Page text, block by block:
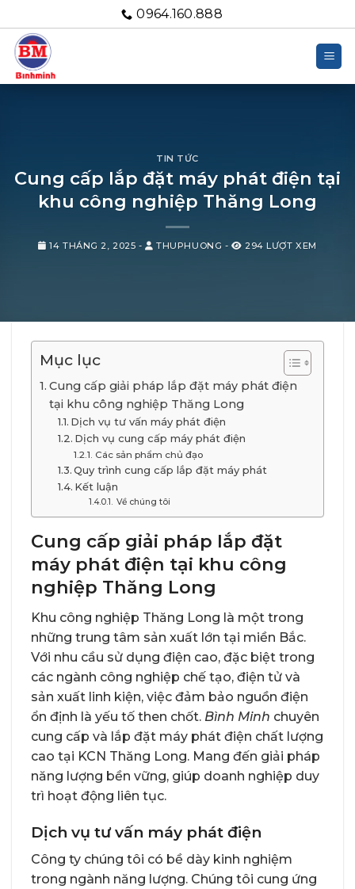
qua
nội
dung
0964.160.888
TIN TỨC
Cung cấp lắp đặt máy phát điện tại
khu công nghiệp Thăng Long
14 THÁNG 2, 2025 - THUPHUONG - 294 LƯỢT XEM
Mục lục
Cung cấp giải pháp lắp đặt máy phát điện
tại khu công nghiệp Thăng Long
Dịch vụ tư vấn máy phát điện
Dịch vụ cung cấp máy phát điện
Các sản phẩm chủ đạo
Quy trình cung cấp lắp đặt máy phát
Kết luận
Về chúng tôi
Cung cấp giải pháp lắp đặt
máy phát điện tại khu công
nghiệp Thăng Long
Khu công nghiệp Thăng Long là một trong
những trung tâm sản xuất lớn tại miền Bắc.
Với nhu cầu sử dụng điện cao, đặc biệt trong
các ngành công nghiệp chế tạo, điện tử và
sản xuất linh kiện, việc đảm bảo nguồn điện
ổn định là yếu tố then chốt. Bình Minh chuyên
cung cấp và lắp đặt máy phát điện chất lượng
cao tại KCN Thăng Long. Mang đến giải pháp
năng lượng bền vững, giúp doanh nghiệp duy
trì hoạt động liên tục.
Dịch vụ tư vấn máy phát điện
Công ty chúng tôi có bề dày kinh nghiệm
trong ngành năng lượng. Chúng tôi cung ứng